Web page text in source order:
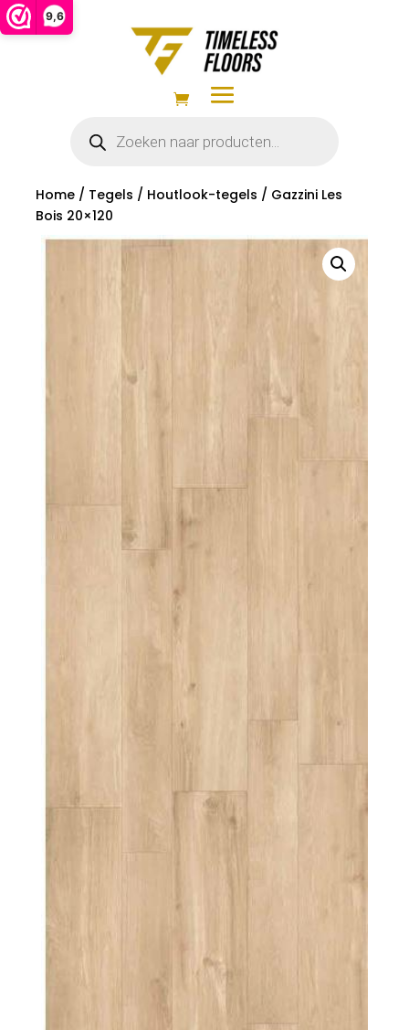
9,6
zoeken
Home/ Tegels / Houtlook-tegels / Gazzini Les
Bois 20×120